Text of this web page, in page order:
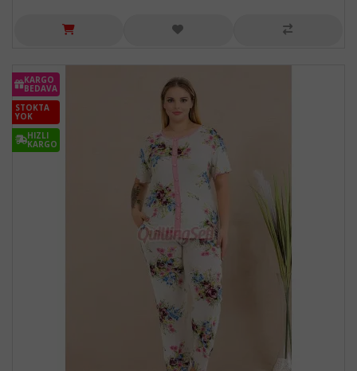
KARGO
BEDAVA
STOKTA
YOK
HIZLI
KARGO